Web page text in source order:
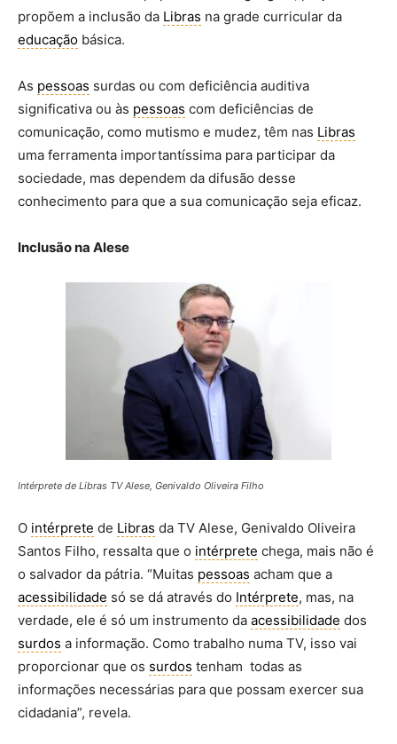
propõem a inclusão da Libras na grade curricular da
educação básica.
As pessoas surdas ou com deficiência auditiva
significativa ou às pessoas com deficiências de
comunicação, como mutismo e mudez, têm nas Libras
uma ferramenta importantíssima para participar da
sociedade, mas dependem da difusão desse
conhecimento para que a sua comunicação seja eficaz.
Inclusão na Alese
Intérprete de Libras TV Alese, Genivaldo Oliveira Filho
O intérprete de Libras da TV Alese, Genivaldo Oliveira
Santos Filho, ressalta que o intérprete chega, mais não é
o salvador da pátria. “Muitas pessoas acham que a
acessibilidade só se dá através do Intérprete, mas, na
verdade, ele é só um instrumento da acessibilidade dos
surdos a informação. Como trabalho numa TV, isso vai
proporcionar que os surdos tenham todas as
informações necessárias para que possam exercer sua
cidadania”, revela.